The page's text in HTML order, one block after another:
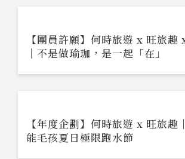
【團員許願】何時旅遊 x 旺旅趣
｜不是做瑜珈，是一起「在」
【年度企劃】何時旅遊 x 旺旅趣
能毛孩夏日極限跑水節